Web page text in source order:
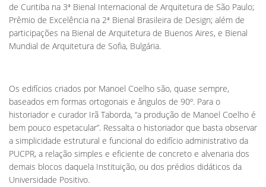
de Curitiba na 3ª Bienal Internacional de Arquitetura de São Paulo;
Prêmio de Excelência na 2ª Bienal Brasileira de Design; além de
participações na Bienal de Arquitetura de Buenos Aires, e Bienal
Mundial de Arquitetura de Sofia, Bulgária.
Os edifícios criados por Manoel Coelho são, quase sempre,
baseados em formas ortogonais e ângulos de 90º. Para o
historiador e curador Irã Taborda, “a produção de Manoel Coelho é
bem pouco espetacular”. Ressalta o historiador que basta observar
a simplicidade estrutural e funcional do edifício administrativo da
PUCPR, a relação simples e eficiente de concreto e alvenaria dos
demais blocos daquela Instituição, ou dos prédios didáticos da
Universidade Positivo.